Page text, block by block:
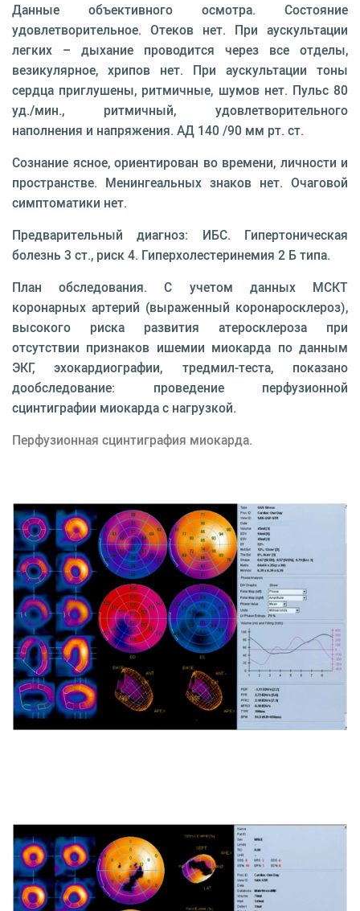
Данные объективного осмотра. Состояние
удовлетворительное. Отеков нет. При аускультации
легких – дыхание проводится через все отделы,
везикулярное, хрипов нет. При аускультации тоны
сердца приглушены, ритмичные, шумов нет. Пульс 80
уд./мин., ритмичный, удовлетворительного
наполнения и напряжения. АД 140 /90 мм рт. ст.
Сознание ясное, ориентирован во времени, личности и
пространстве. Менингеальных знаков нет. Очаговой
симптоматики нет.
Предварительный диагноз: ИБС. Гипертоническая
болезнь 3 ст., риск 4. Гиперхолестеринемия 2 Б типа.
План обследования. С учетом данных МСКТ
коронарных артерий (выраженный коронаросклероз),
высокого риска развития атеросклероза при
отсутствии признаков ишемии миокарда по данным
ЭКГ, эхокардиографии, тредмил-теста, показано
дообследование: проведение перфузионной
сцинтиграфии миокарда с нагрузкой.
Перфузионная сцинтиграфия миокарда.